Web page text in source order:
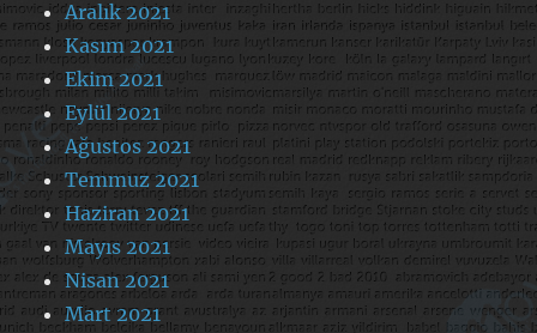
Aralık 2021
Kasım 2021
Ekim 2021
Eylül 2021
Ağustos 2021
Temmuz 2021
Haziran 2021
Mayıs 2021
Nisan 2021
Mart 2021